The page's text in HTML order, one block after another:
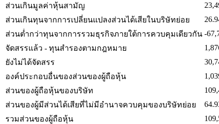
ส่วนเกินมูลค่าหุ้นสามัญ
ส่วนเกินทุนจากการเปลี่ยนแปลงส่วนได้เสียในบริษัทย่อย
ส่วนต่ำกว่าทุนจากการรวมธุรกิจภายใต้การควบคุมเดียวกัน -
จัดสรรแล้ว - ทุนสำรองตามกฎหมาย
ยังไม่ได้จัดสรร
องค์ประกอบอื่นของส่วนของผู้ถือหุ้น
ส่วนของผู้ถือหุ้นของบริษัท
ส่วนของผู้มีส่วนได้เสียที่ไม่มีอำนาจควบคุมของบริษัทย่อย
รวมส่วนของผู้ถือหุ้น